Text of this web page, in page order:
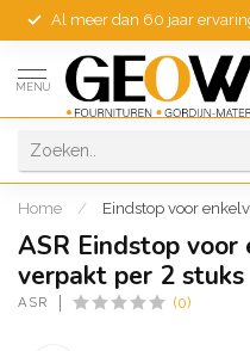
Al meer dan 60 jaar
MENU
Home / Eindstop voor
ASR Eindstop
verpakt per 2 stuks
ASR (0)